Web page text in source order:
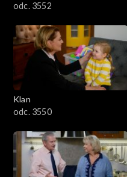
odc. 3552
Klan
odc. 3550